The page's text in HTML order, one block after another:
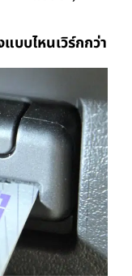
บบไหนเวิร์กกว่า